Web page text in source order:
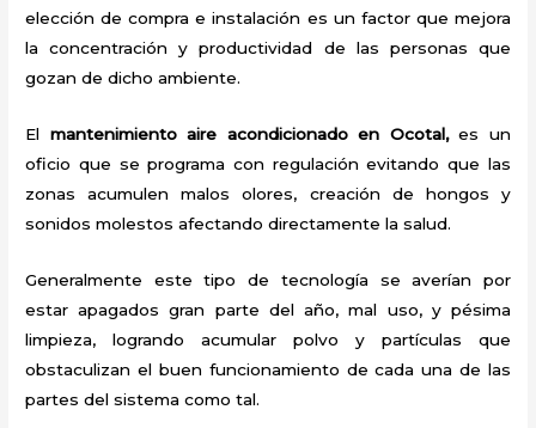
elección de compra e instalación es un factor que mejora
la concentración y productividad de las personas que
gozan de dicho ambiente.
El mantenimiento aire acondicionado en Ocotal,es un
oficio que se programa con regulación evitando que las
zonas acumulen malos olores, creación de hongos y
sonidos molestos afectando directamente la salud.
Generalmente este tipo de tecnología se averían por
estar apagados gran parte del año, mal uso, y pésima
limpieza, logrando acumular polvo y partículas que
obstaculizan el buen funcionamiento de cada una de las
partes del sistema como tal.